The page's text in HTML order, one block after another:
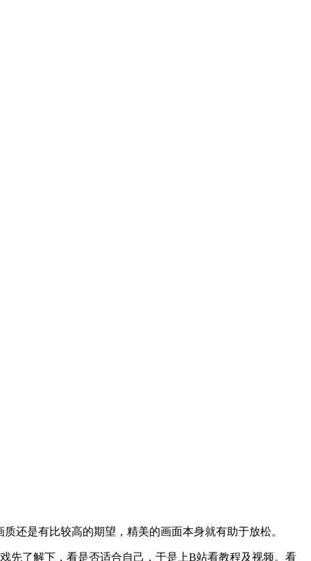
还是有比较高的期望，精美的画面本身就有助于放松。
先了解下，看是否适合自己，于是上B站看教程及视频。看